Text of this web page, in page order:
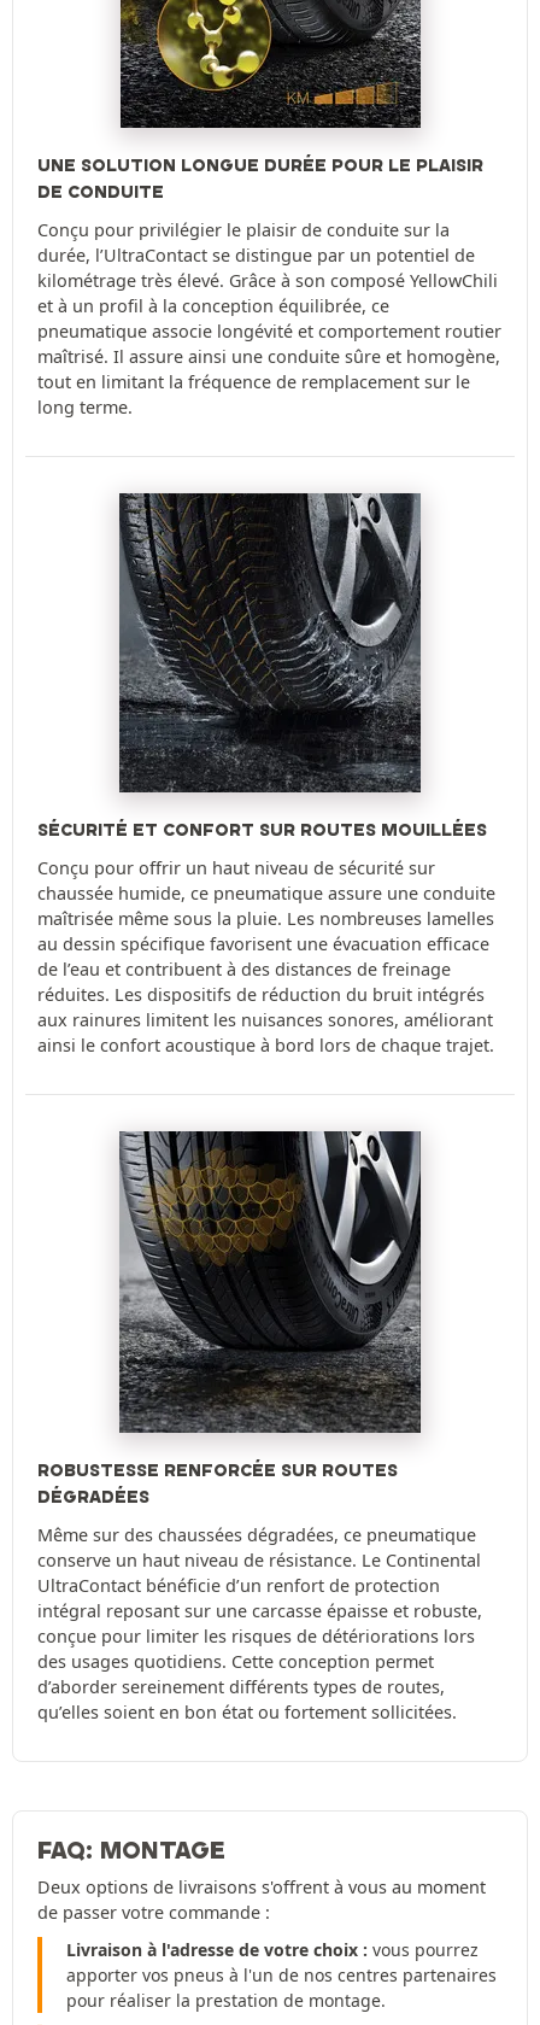
UNE SOLUTION LONGUE DURÉE POUR LE PLAISIR
DE CONDUITE
Conçu pour privilégier le plaisir de conduite sur la
durée, l’UltraContact se distingue par un potentiel de
kilométrage très élevé. Grâce à son composé YellowChili
et à un profil à la conception équilibrée, ce
pneumatique associe longévité et comportement routier
maîtrisé. Il assure ainsi une conduite sûre et homogène,
tout en limitant la fréquence de remplacement sur le
long terme.
SÉCURITÉ ET CONFORT SUR ROUTES MOUILLÉES
Conçu pour offrir un haut niveau de sécurité sur
chaussée humide, ce pneumatique assure une conduite
maîtrisée même sous la pluie. Les nombreuses lamelles
au dessin spécifique favorisent une évacuation efficace
de l’eau et contribuent à des distances de freinage
réduites. Les dispositifs de réduction du bruit intégrés
aux rainures limitent les nuisances sonores, améliorant
ainsi le confort acoustique à bord lors de chaque trajet.
ROBUSTESSE RENFORCÉE SUR ROUTES
DÉGRADÉES
Même sur des chaussées dégradées, ce pneumatique
conserve un haut niveau de résistance. Le Continental
UltraContact bénéficie d’un renfort de protection
intégral reposant sur une carcasse épaisse et robuste,
conçue pour limiter les risques de détériorations lors
des usages quotidiens. Cette conception permet
d’aborder sereinement différents types de routes,
qu’elles soient en bon état ou fortement sollicitées.
FAQ: MONTAGE
Deux options de livraisons s'offrent à vous au moment
de passer votre commande :
Livraison à l'adresse de votre choix : vous pourrez
apporter vos pneus à l'un de nos centres partenaires
pour réaliser la prestation de montage.